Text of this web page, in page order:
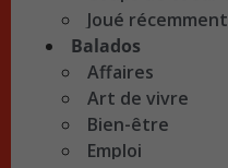
Joué récemment
Balados
Affaires
Art de vivre
Bien-être
Emploi